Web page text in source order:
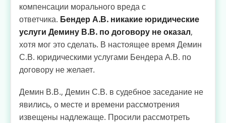
компенсации морального вреда с
ответчика. Бендер А.В. никакие юридические
услуги Демину В.В. по договору не оказал,
хотя мог это сделать. В настоящее время Демин
С.В. юридическими услугами Бендера А.В. по
договору не желает.
Демин В.В., Демин С.В. в судебное заседание не
явились, о месте и времени рассмотрения
извещены надлежаще. Просили рассмотреть